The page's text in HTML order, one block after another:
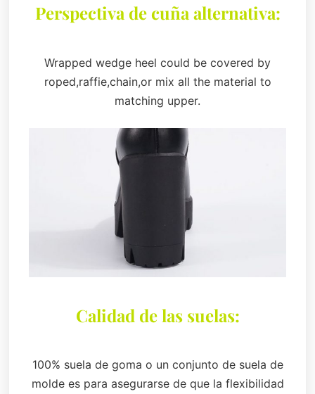
Perspectiva de cuña alternativa:
Wrapped wedge heel could be covered by
roped,raffie,chain,or mix all the material to
matching upper.
Calidad de las suelas:
100% suela de goma o un conjunto de suela de
molde es para asegurarse de que la flexibilidad